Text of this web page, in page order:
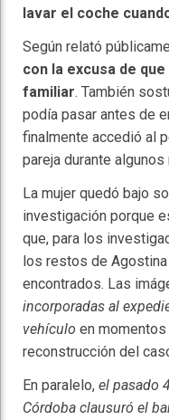
lavar el coche
Según relató
con la excusa de
familiar. También
podía pasar antes de
finalmente accedió al
pareja durante
La mujer quedó bajo
investigación porque
que, para los
los restos de
encontrados. Las
incorporadas al
vehículo en
reconstrucción del
En paralelo, el pasado
Córdoba clausuró el